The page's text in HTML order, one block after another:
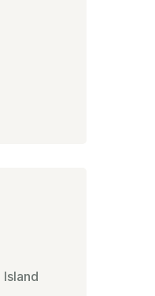
Island